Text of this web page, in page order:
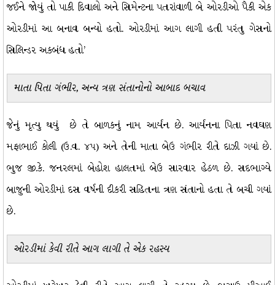
જઈને જોયું તો પાકી દિવાલો અને સિમેન્ટના પતરાંવાળી બે ઓરડીઓ પૈકી એક
ઓરડીમાં આ બનાવ બન્યો હતો. ઓરડીમાં આગ લાગી હતી પરંતુ ગેસનો
સિલિન્ડર અકબંધ હતો’
માતા પિતા ગંભીર, અન્ય ત્રણ સંતાનોનો આબાદ બચાવ
જેનું મૃત્યુ થયું છે તે બાળકનું નામ આર્યન છે. આર્યનના પિતા નવઘણ
મફાભાઈ કોલી (ઉ.વ. ૪૫) અને તેની માતા બેઉ ગંભીર રીતે દાઝી ગયાં છે.
ભુજ જી.કે. જનરલમાં બેહોશ હાલતમાં બેઉ સારવાર હેઠળ છે. સદભાગ્યે
બાજુની ઓરડીમાં દસ વર્ષની દીકરી સહિતના ત્રણ સંતાનો હતા તે બચી ગયાં
છે.
ઓરડીમાં કેવી રીતે આગ લાગી તે એક રહસ્ય